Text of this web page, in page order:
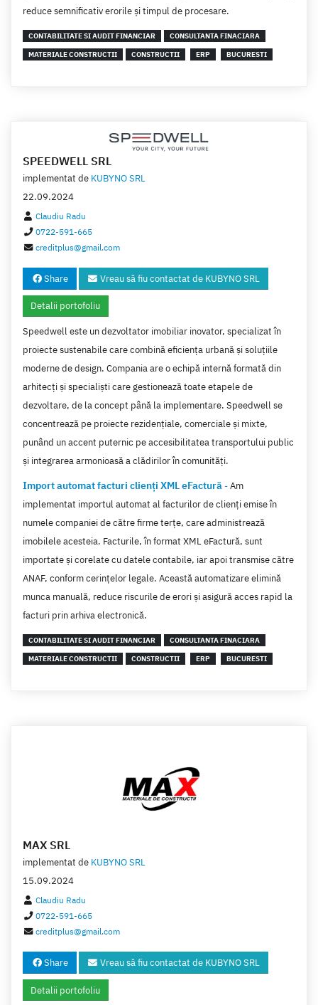
reduce semnificativ erorile și timpul de procesare.
CONTABILITATE SI AUDIT FINANCIAR
CONSULTANTA FINACIARA
MATERIALE CONSTRUCTII
CONSTRUCTII ERP BUCURESTI
SPEEDWELL SRL
implementat de KUBYNO SRL
22.09.2024
Claudiu Radu
0722-591-665
creditplus@gmail.com
Share Vreau să fiu contactat de KUBYNO SRL
Detalii portofoliu
Speedwell este un dezvoltator imobiliar inovator, specializat în
proiecte sustenabile care combină eficiența urbană și soluțiile
moderne de design. Compania are o echipă internă formată din
arhitecți și specialiști care gestionează toate etapele de
dezvoltare, de la concept până la implementare. Speedwell se
concentrează pe proiecte rezidențiale, comerciale și mixte,
punând un accent puternic pe accesibilitatea transportului public
și integrarea armonioasă a clădirilor în comunități.
Import automat facturi clienți XML eFactură-Am
implementat importul automat al facturilor de clienți emise în
numele companiei de către firme terțe, care administrează
imobilele acesteia. Facturile, în format XML eFactură, sunt
importate și corelate cu datele contabile, iar apoi transmise către
ANAF, conform cerințelor legale. Această automatizare elimină
munca manuală, reduce riscurile de erori și asigură acces rapid la
facturi prin arhiva electronică.
CONTABILITATE SI AUDIT FINANCIAR
CONSULTANTA FINACIARA
MATERIALE CONSTRUCTII
CONSTRUCTII ERP BUCURESTI
MAX SRL
implementat de KUBYNO SRL
15.09.2024
Claudiu Radu
0722-591-665
creditplus@gmail.com
Share Vreau să fiu contactat de KUBYNO SRL
Detalii portofoliu